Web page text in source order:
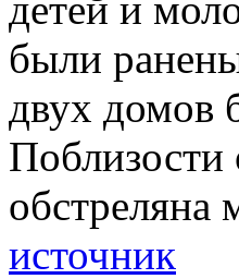
были
двух домов
Поблизости
обстреляна
источник